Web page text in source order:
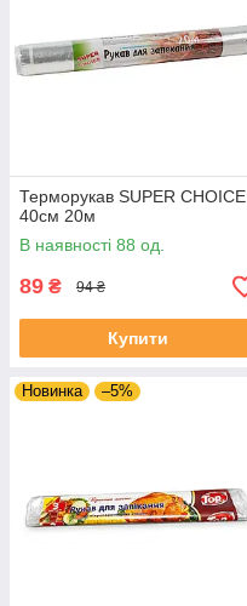
Терморукав SUPER CHOICE
40см 20м
В наявності 88 од.
89 ₴ 94 ₴
Купити
Новинка –5%